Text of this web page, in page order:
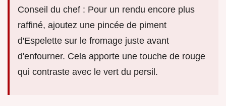
Conseil du chef : Pour un rendu encore plus
raffiné, ajoutez une pincée de piment
d'Espelette sur le fromage juste avant
d'enfourner. Cela apporte une touche de rouge
qui contraste avec le vert du persil.